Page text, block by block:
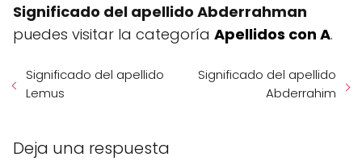
Significado del apellido Abderrahman
puedes visitar la categoría Apellidos con A.
Significado del apellido
Lemus
Significado del apellido
Abderrahim
Deja una respuesta